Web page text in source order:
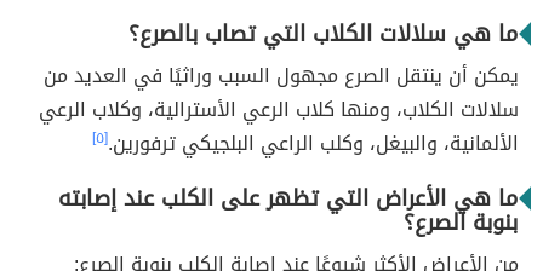
ما هي سلالات الكلاب التي تصاب بالصرع؟
يمكن أن ينتقل الصرع مجهول السبب وراثيًا في العديد من
سلالات الكلاب، ومنها كلاب الرعي الأسترالية، وكلاب الرعي
الألمانية، والبيغل، وكلب الراعي البلجيكي ترفورين.[٥]
ما هي الأعراض التي تظهر على الكلب عند إصابته
بنوبة الصرع؟